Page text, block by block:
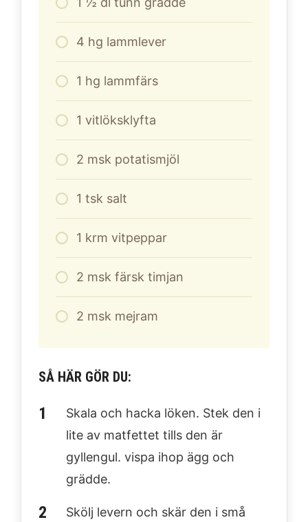
4 hg lammlever
1 hg lammfärs
1 vitlöksklyfta
2 msk potatismjöl
1 tsk salt
1 krm vitpeppar
2 msk färsk timjan
2 msk mejram
SÅ HÄR GÖR DU:
Skala och hacka löken. Stek den i
lite av matfettet tills den är
gyllengul. vispa ihop ägg och
grädde.
Skölj levern och skär den i små